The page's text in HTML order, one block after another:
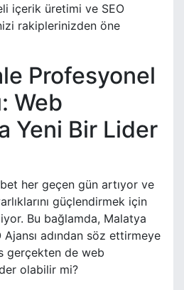
içerik üretimi ve SEO
rakiplerinizden öne
Profesyonel
Web
Yeni Bir Lider
her geçen gün artıyor ve
güçlendirmek için
Bu bağlamda, Malatya
adından söz ettirmeye
gerçekten de web
olabilir mi?